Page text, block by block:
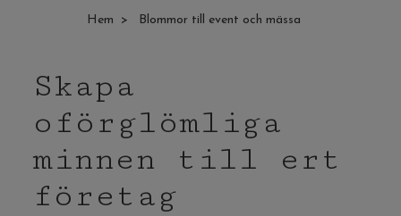
Hem Blommor till event och mässa
Skapa
oförglömliga
minnen till ert
företag